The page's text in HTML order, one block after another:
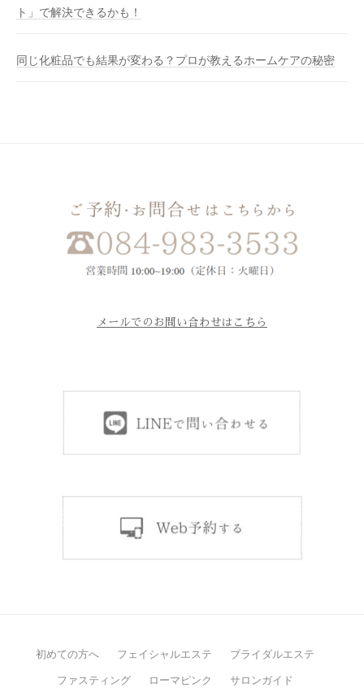
ト」で解決できるかも！
同じ化粧品でも結果が変わる？プロが教えるホームケアの秘密
メールでのお問い合わせはこちら
初めての方へ フェイシャルエステ ブライダルエステ
ファスティング ローマピンク サロンガイド